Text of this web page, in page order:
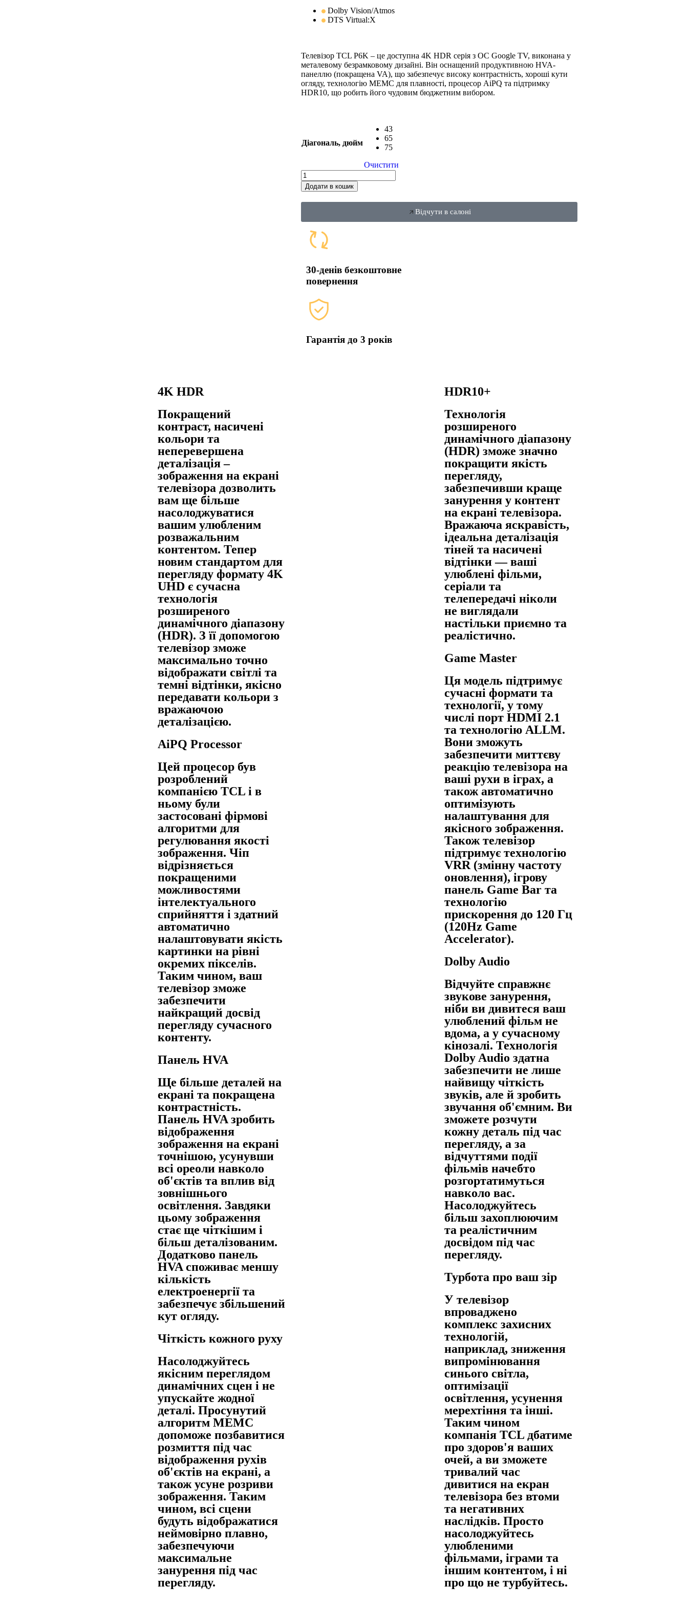
Dolby Vision/Atmos
DTS Virtual:X
Телевізор TCL P6K – це доступна 4K HDR серія з ОС Google TV, виконана у
металевому безрамковому дизайні. Він оснащений продуктивною HVA-
панеллю (покращена VA), що забезпечує високу контрастність, хороші кути
огляду, технологію MEMC для плавності, процесор AiPQ та підтримку
HDR10, що робить його чудовим бюджетним вибором.
Діагональ, дюйм
43
65
75
Очистити
Додати в кошик
Відчути в салоні
30-денів безкоштовне
повернення
Гарантія до 3 років
4K HDR
Покращений
контраст, насичені
кольори та
неперевершена
деталізація –
зображення на екрані
телевізора дозволить
вам ще більше
насолоджуватися
вашим улюбленим
розважальним
контентом. Тепер
новим стандартом для
перегляду формату 4K
UHD є сучасна
технологія
розширеного
динамічного діапазону
(HDR). З її допомогою
телевізор зможе
максимально точно
відображати світлі та
темні відтінки, якісно
передавати кольори з
вражаючою
деталізацією.
AiPQ Processor
Цей процесор був
розроблений
компанією TCL і в
ньому були
застосовані фірмові
алгоритми для
регулювання якості
зображення. Чіп
відрізняється
покращеними
можливостями
інтелектуального
сприйняття і здатний
автоматично
налаштовувати якість
картинки на рівні
окремих пікселів.
Таким чином, ваш
телевізор зможе
забезпечити
найкращий досвід
перегляду сучасного
контенту.
Панель HVA
Ще більше деталей на
екрані та покращена
контрастність.
Панель HVA зробить
відображення
зображення на екрані
точнішою, усунувши
всі ореоли навколо
об'єктів та вплив від
зовнішнього
освітлення. Завдяки
цьому зображення
стає ще чіткішим і
більш деталізованим.
Додатково панель
HVA споживає меншу
кількість
електроенергії та
забезпечує збільшений
кут огляду.
Чіткість кожного руху
Насолоджуйтесь
якісним переглядом
динамічних сцен і не
упускайте жодної
деталі. Просунутий
алгоритм MEMC
допоможе позбавитися
розмиття під час
відображення рухів
об'єктів на екрані, а
також усуне розриви
зображення. Таким
чином, всі сцени
будуть відображатися
неймовірно плавно,
забезпечуючи
максимальне
занурення під час
перегляду.
HDR10+
Технологія
розширеного
динамічного діапазону
(HDR) зможе значно
покращити якість
перегляду,
забезпечивши краще
занурення у контент
на екрані телевізора.
Вражаюча яскравість,
ідеальна деталізація
тіней та насичені
відтінки — ваші
улюблені фільми,
серіали та
телепередачі ніколи
не виглядали
настільки приємно та
реалістично.
Game Master
Ця модель підтримує
сучасні формати та
технології, у тому
числі порт HDMI 2.1
та технологію ALLM.
Вони зможуть
забезпечити миттєву
реакцію телевізора на
ваші рухи в іграх, а
також автоматично
оптимізують
налаштування для
якісного зображення.
Також телевізор
підтримує технологію
VRR (змінну частоту
оновлення), ігрову
панель Game Bar та
технологію
прискорення до 120 Гц
(120Hz Game
Accelerator).
Dolby Audio
Відчуйте справжнє
звукове занурення,
ніби ви дивитеся ваш
улюблений фільм не
вдома, а у сучасному
кінозалі. Технологія
Dolby Audio здатна
забезпечити не лише
найвищу чіткість
звуків, але й зробить
звучання об'ємним. Ви
зможете розчути
кожну деталь під час
перегляду, а за
відчуттями події
фільмів начебто
розгортатимуться
навколо вас.
Насолоджуйтесь
більш захоплюючим
та реалістичним
досвідом під час
перегляду.
Турбота про ваш зір
У телевізор
впроваджено
комплекс захисних
технологій,
наприклад, зниження
випромінювання
синього світла,
оптимізації
освітлення, усунення
мерехтіння та інші.
Таким чином
компанія TCL дбатиме
про здоров'я ваших
очей, а ви зможете
тривалий час
дивитися на екран
телевізора без втоми
та негативних
наслідків. Просто
насолоджуйтесь
улюбленими
фільмами, іграми та
іншим контентом, і ні
про що не турбуйтесь.